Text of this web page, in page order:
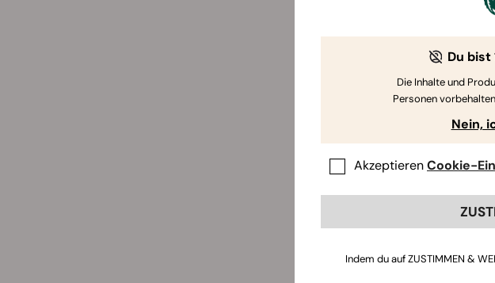
verleiht Deiner
verschiedener Rezepturen
vor Hitze und beugen einer
Zusammensetzung
Obwohl viele Athleten und
Du bist
Die Inhalte und
Personen
Nein,
AkzeptierenCookie-
Indem du auf ZUSTIMMEN &